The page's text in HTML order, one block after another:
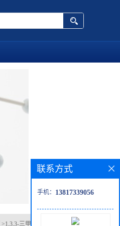
>1,3,3-三甲基-3,4-二氢异喹啉
联系方式
手机： 13817339056